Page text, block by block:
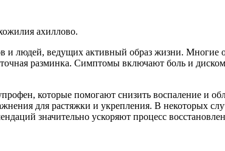
ахиллово.
и людей, ведущих активный образ жизни. Многие
разминка. Симптомы включают боль и
которые помогают снизить воспаление и
для растяжки и укрепления. В некоторых
значительно ускоряют процесс